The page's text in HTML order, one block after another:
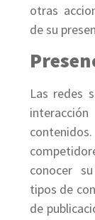
otras
de su
Las redes
conocer
tipos de
de